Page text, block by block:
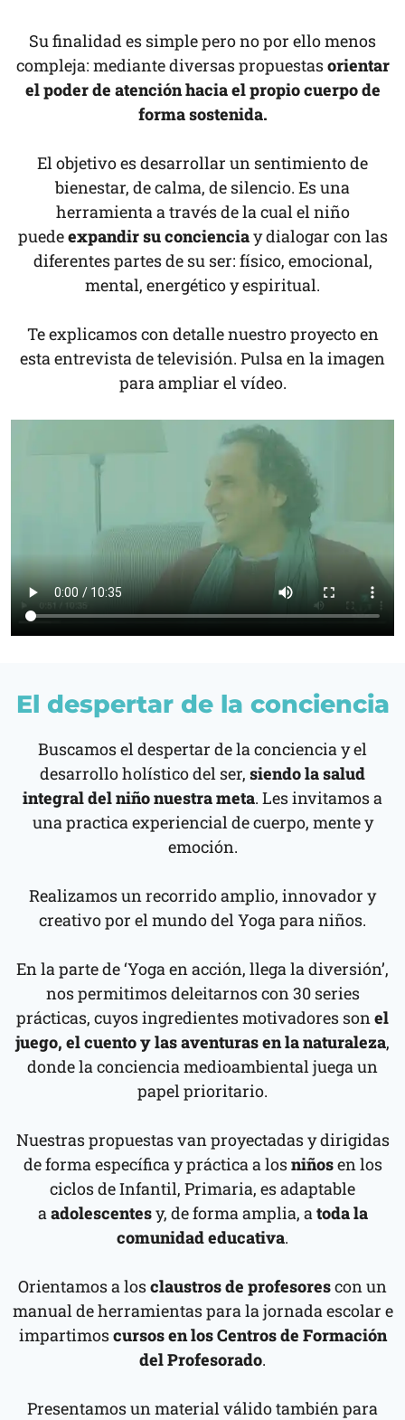
Su finalidad es simple pero no por ello menos
compleja: mediante diversas propuestasorientar
el poder de atención hacia el propio cuerpo de
forma sostenida.
El objetivo es desarrollar un sentimiento de
bienestar, de calma, de silencio. Es una
herramienta a través de la cual el niño
puedeexpandir su concienciay dialogar con las
diferentes partes de su ser: físico, emocional,
mental, energético y espiritual.
Te explicamos con detalle nuestro proyecto en
esta entrevista de televisión. Pulsa en la imagen
para ampliar el vídeo.
El despertar de la conciencia
Buscamos el despertar de la conciencia y el
desarrollo holístico del ser, siendo la salud
integral del niño nuestra meta. Les invitamos a
una practica experiencial de cuerpo, mente y
emoción.
Realizamos un recorrido amplio, innovador y
creativo por el mundo del Yoga para niños.
En la parte de ‘Yoga en acción, llega la diversión’,
nos permitimos deleitarnos con 30 series
prácticas, cuyos ingredientes motivadores son el
juego, el cuento y las aventuras en la naturaleza,
donde la conciencia medioambiental juega un
papel prioritario.
Nuestras propuestas van proyectadas y dirigidas
de forma específica y práctica a losniñosen los
ciclos de Infantil, Primaria, es adaptable
a adolescentesy, de forma amplia, a toda la
comunidad educativa.
Orientamos a losclaustros de profesorescon un
manual de herramientas para la jornada escolar e
impartimoscursos en los Centros de Formación
del Profesorado.
Presentamos un material válido también para